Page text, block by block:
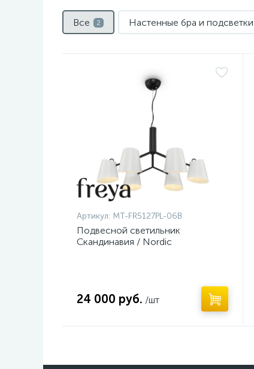
Все 2 Настенные бра и подсветки
Артикул: MT-FR5127PL-06B
Подвесной светильник
Скандинавия / Nordic
24 000 руб. /шт